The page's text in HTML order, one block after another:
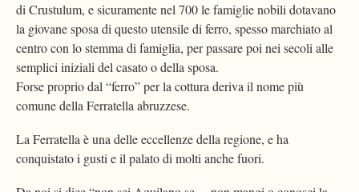
di Crustulum, e sicuramente nel 700 le famiglie nobili dotavano
la giovane sposa di questo utensile di ferro, spesso marchiato al
centro con lo stemma di famiglia, per passare poi nei secoli alle
semplici iniziali del casato o della sposa.
Forse proprio dal “ferro” per la cottura deriva il nome più
comune della Ferratella abruzzese.
La Ferratella è una delle eccellenze della regione, e ha
conquistato i gusti e il palato di molti anche fuori.